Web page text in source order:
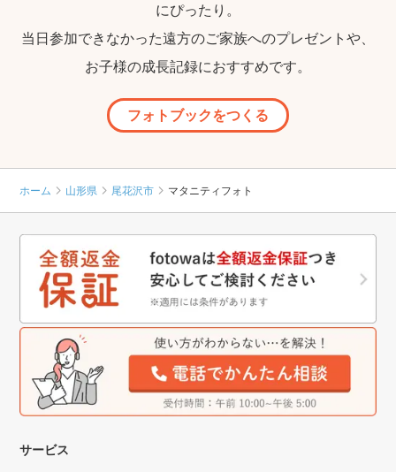
にぴったり。
当日参加できなかった遠方のご家族へのプレゼントや、
お子様の成長記録におすすめです。
フォトブックをつくる
ホーム 山形県 尾花沢市 マタニティフォト
サービス